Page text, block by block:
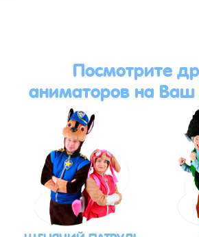
Посмотрите
аниматоров на